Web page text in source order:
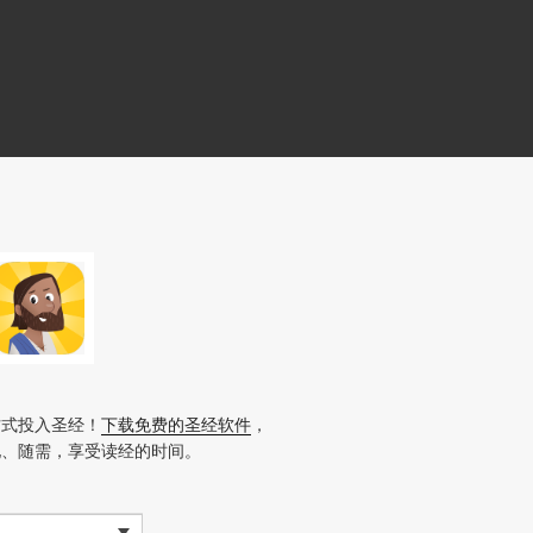
投入圣经！ 下载免费的圣经软件，
随需，享受读经的时间。